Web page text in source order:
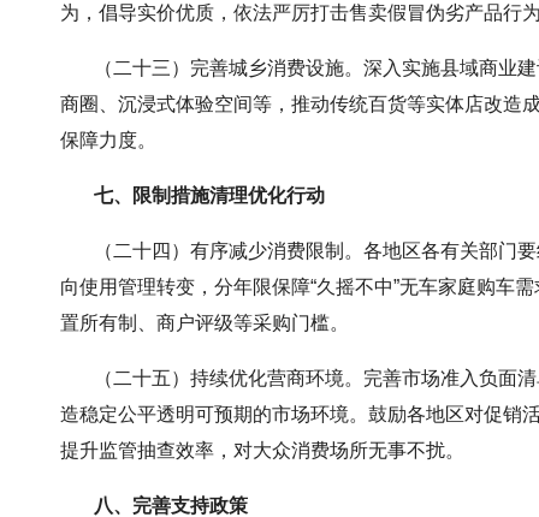
为，倡导实价优质，依法严厉打击售卖假冒伪劣产品行
（二十三）完善城乡消费设施。深入实施县域商业建
商圈、沉浸式体验空间等，推动传统百货等实体店改造
保障力度。
七、限制措施清理优化行动
（二十四）有序减少消费限制。各地区各有关部门要
向使用管理转变，分年限保障“久摇不中”无车家庭购车
置所有制、商户评级等采购门槛。
（二十五）持续优化营商环境。完善市场准入负面清
造稳定公平透明可预期的市场环境。鼓励各地区对促销
提升监管抽查效率，对大众消费场所无事不扰。
八、完善支持政策